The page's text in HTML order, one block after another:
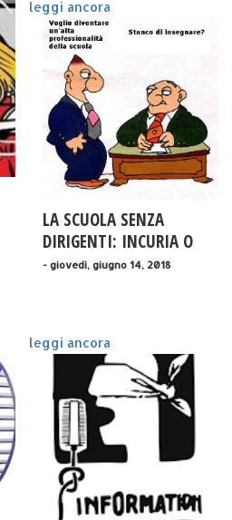
leggi ancora
LA SCUOLA SENZA
DIRIGENTI: INCURIA O
DISEGNO CONSAPEVOLE?
- giovedì, giugno 14, 2018
leggi ancora